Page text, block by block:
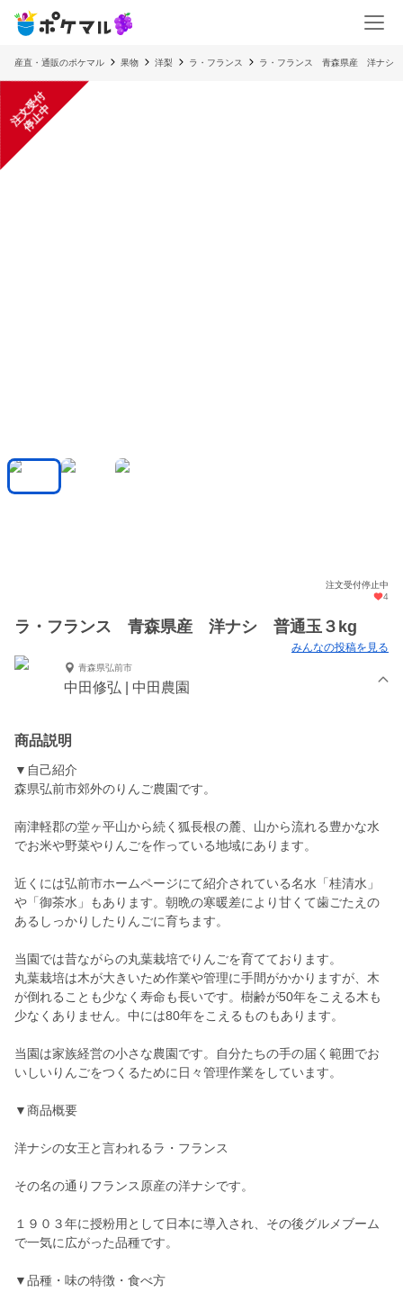
産直・通販のポケマル 果物 洋梨 ラ・フランス ラ・フランス 青森県産 洋ナシ
注
文
受
付
停
止
中
注文受付停止中
4
ラ・フランス 青森県産 洋ナシ 普通玉３kg
みんなの投稿を見る
青森県弘前市
中田修弘 | 中田農園
商品説明
▼自己紹介
森県弘前市郊外のりんご農園です。
南津軽郡の堂ヶ平山から続く狐長根の麓、山から流れる豊かな水
でお米や野菜やりんごを作っている地域にあります。
近くには弘前市ホームページにて紹介されている名水「桂清水」
や「御茶水」もあります。朝晩の寒暖差により甘くて歯ごたえの
あるしっかりしたりんごに育ちます。
当園では昔ながらの丸葉栽培でりんごを育てております。
丸葉栽培は木が大きいため作業や管理に手間がかかりますが、木
が倒れることも少なく寿命も長いです。樹齢が50年をこえる木も
少なくありません。中には80年をこえるものもあります。
当園は家族経営の小さな農園です。自分たちの手の届く範囲でお
いしいりんごをつくるために日々管理作業をしています。
▼商品概要
洋ナシの女王と言われるラ・フランス
その名の通りフランス原産の洋ナシです。
１９０３年に授粉用として日本に導入され、その後グルメブーム
で一気に広がった品種です。
▼品種・味の特徴・食べ方